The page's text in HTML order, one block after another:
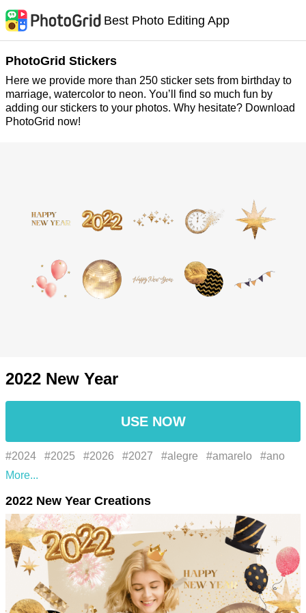
Best Photo Editing App
PhotoGrid Stickers
Here we provide more than 250 sticker sets from birthday to
marriage, watercolor to neon. You’ll find so much fun by
adding our stickers to your photos. Why hesitate? Download
PhotoGrid now!
2022 New Year
USE NOW
#2024 #2025 #2026 #2027 #alegre #amarelo #ano
#comemoração #commemorate
#contagem regressiva de ano novo #countdown #deseja
#expressão facial #eyelash #face #facial expression
#feliz ano novo #fireworks #fogos de artifício #font
2022 New Year Creations